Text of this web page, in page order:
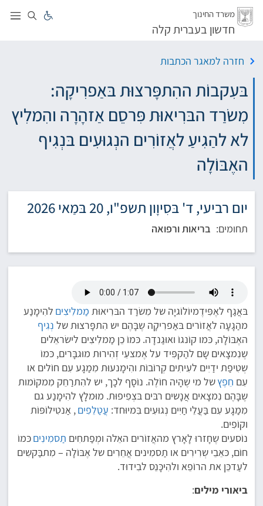
דלג
משרד החינוך
חדשון בעברית קלה
חזרה למאגר הכתבות
בּעִקבוֹת ההִתפָּרצוּת בּאַפרִיקָה:
מִשׂרַד הבּרִיאוּת פִּרסֵם אַזהָרָה והִמלִיץ
לא להַגִיעַ לאֲזוֹרִים הנְגוּעִים בּנְגִיף
האֶבּוֹלָה
יום רביעי, ד' בּסִיוָון תשפ"ו, 20 בּמַאי 2026
תחומים: בריאות ורפואה
בּאֲגַף לאֶפִּידֶמיוֹלוֹגיָה של מִשׂרַד הבּרִיאוּת מַמלִיצִים להִימָנַע
מהַגָעָה לאֲזוֹרים בּאַפרִיקָה שֶבָּהֶם יש הִתפָּרצוּת של נְגִיף
האֶבּוֹלָה, כּמו קוֹנגוֹ ואוּגַנדָה. כּמוֹ כֵן מַמלִיצִים לישׂראֵלים
שֶנִמצָאים שָם להַקפִּיד על אֶמצעֵי זְהִירוּת מוּגבָּרים, כּמוֹ
שְטִיפַת ידַיִים לעִיתִים קְרוֹבוֹת והִימָנעוּת מִמַגָע עִם חוֹלים או
עִם חֵפֶץשל מי שֶהָיה חוֹלֶה. נוֹסָף לכָך, יש להִתרַחֵק מִמקוֹמות
שֶבָּהֶם נִמצָאים אֲנָשים רבּים בּצְפִיפוּת. מוּמלָץ להִימָנַע גם
מִמַגָע עִם בַּעֲלֵי חַיִים נְגוּעִים בִּמיוּחד: עֲטַלֵפִים, אַנטִילוֹפּוֹת
וקוֹפִים.
נוֹסעים שֶחָזרוּ לָאָרץ מהאֲזוֹרים האֵלה ומְפַתחִים תַסמִינִיםכּמוֹ
חוֹם, כּאֵבֵי שְרִירִים או תַסמִינים אֲחֵרִים של אֶבּוֹלָה – מִתבַּקשִים
לעַדכֵּן את הרוֹפֵא ולהִיכָּנֵס לבִידוּד.
ביאורי מילים: